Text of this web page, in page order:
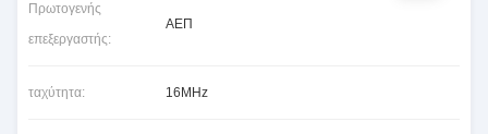
Πρωτογενής
επεξεργαστής:
ΑΕΠ
ταχύτητα: 16MHz